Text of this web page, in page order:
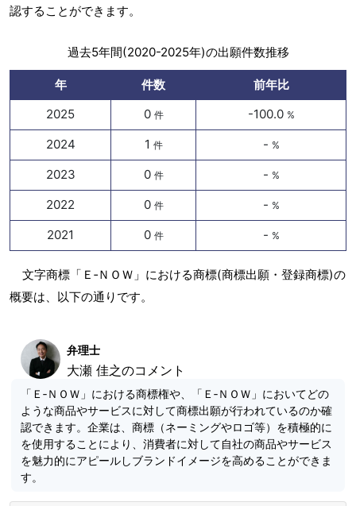
認することができます。
過去5年間(2020-2025年)の出願件数推移
年 件数
前年比
2025
0 件 -100.0 %
2024 1 件 - %
2023 0 件 - %
2022 0 件 - %
2021 0 件 - %
文字商標「Ｅ‐ＮＯＷ」における商標(商標出願・登録商標)の
概要は、以下の通りです。
弁理士
大瀬 佳之のコメント
「Ｅ‐ＮＯＷ」における商標権や、「Ｅ‐ＮＯＷ」においてどの
ような商品やサービスに対して商標出願が行われているのか確
認できます。企業は、商標（ネーミングやロゴ等）を積極的に
を使用することにより、消費者に対して自社の商品やサービス
を魅力的にアピールしブランドイメージを高めることができま
す。